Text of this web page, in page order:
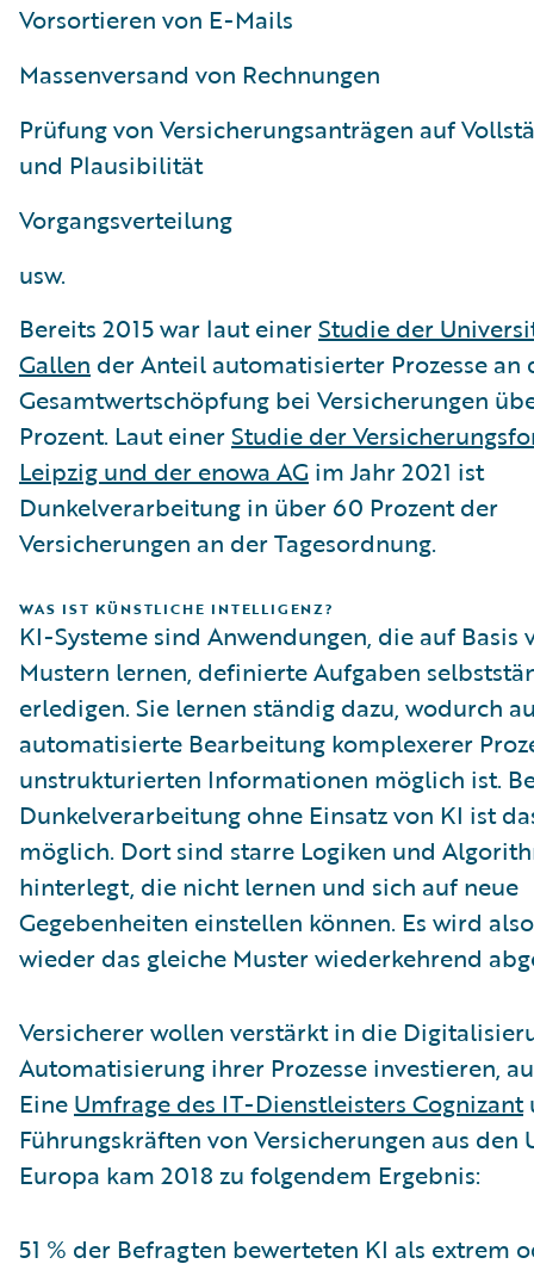
Vorsortieren von E-Mails
Massenversand von Rechnungen
Prüfung von Versicherungsanträgen auf
und Plausibilität
Vorgangsverteilung
usw.
Bereits 2015 war laut einerStudie der
Gallen der Anteil automatisierter Prozesse an
Gesamtwertschöpfung bei Versicherungen
Prozent. Laut einerStudie der
Leipzig und der enowa AG im Jahr 2021 ist
Dunkelverarbeitung in über 60 Prozent der
Versicherungen an der Tagesordnung.
WAS IST KÜNSTLICHE INTELLIGENZ?
KI-Systeme sind Anwendungen, die auf Basis
Mustern lernen, definierte Aufgaben
erledigen. Sie lernen ständig dazu, wodurch
automatisierte Bearbeitung komplexerer
unstrukturierten Informationen möglich ist.
Dunkelverarbeitung ohne Einsatz von KI ist
möglich. Dort sind starre Logiken und
hinterlegt, die nicht lernen und sich auf neue
Gegebenheiten einstellen können. Es wird
wieder das gleiche Muster wiederkehrend
Versicherer wollen verstärkt in die
Automatisierung ihrer Prozesse investieren,
Eine Umfrage des IT-Dienstleisters Cognizant
Führungskräften von Versicherungen aus den
Europa kam 2018 zu folgendem Ergebnis:
51 % der Befragten bewerteten KI als extrem